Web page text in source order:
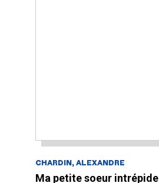
CHARDIN, ALEXANDRE
Ma petite soeur intrépide